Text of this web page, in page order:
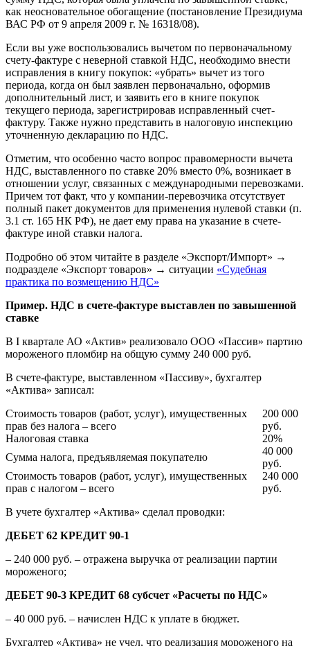
как неосновательное обогащение (постановление Президиума
ВАС РФ от 9 апреля 2009 г. № 16318/08).
Если вы уже воспользовались вычетом по первоначальному
счету-фактуре с неверной ставкой НДС, необходимо внести
исправления в книгу покупок: «убрать» вычет из того
периода, когда он был заявлен первоначально, оформив
дополнительный лист, и заявить его в книге покупок
текущего периода, зарегистрировав исправленный счет-
фактуру. Также нужно представить в налоговую инспекцию
уточненную декларацию по НДС.
Отметим, что особенно часто вопрос правомерности вычета
НДС, выставленного по ставке 20% вместо 0%, возникает в
отношении услуг, связанных с международными перевозками.
Причем тот факт, что у компании-перевозчика отсутствует
полный пакет документов для применения нулевой ставки (п.
3.1 ст. 165 НК РФ), не дает ему права на указание в счете-
фактуре иной ставки налога.
Подробно об этом читайте в разделе «Экспорт/Импорт» →
подразделе «Экспорт товаров» → ситуации «Судебная
практика по возмещению НДС»
Пример. НДС в счете-фактуре выставлен по завышенной
ставке
В I квартале АО «Актив» реализовало ООО «Пассив» партию
мороженого пломбир на общую сумму 240 000 руб.
В счете-фактуре, выставленном «Пассиву», бухгалтер
«Актива» записал:
Стоимость товаров (работ, услуг), имущественных
прав без налога – всего
200 000
руб.
Налоговая ставка
20%
Сумма налога, предъявляемая покупателю
40 000
руб.
Стоимость товаров (работ, услуг), имущественных
прав с налогом – всего
240 000
руб.
В учете бухгалтер «Актива» сделал проводки:
ДЕБЕТ 62 КРЕДИТ 90-1
– 240 000 руб. – отражена выручка от реализации партии
мороженого;
ДЕБЕТ 90-3 КРЕДИТ 68 субсчет «Расчеты по НДС»
– 40 000 руб. – начислен НДС к уплате в бюджет.
Бухгалтер «Актива» не учел, что реализация мороженого на